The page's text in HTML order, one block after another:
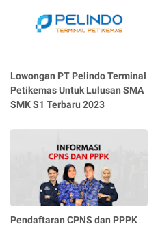
Lowongan PT Pelindo Terminal
Petikemas Untuk Lulusan SMA
SMK S1 Terbaru 2023
Pendaftaran CPNS dan PPPK